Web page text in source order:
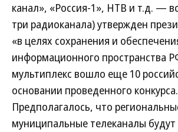
канал», «Россия-1», НТВ и т.д. —
три радиоканала) утвержден
«в целях сохранения и
информационного пространства
мультиплекс вошло еще 10
основании проведенного конкурса.
Предполагалось, что
муниципальные телеканалы будут